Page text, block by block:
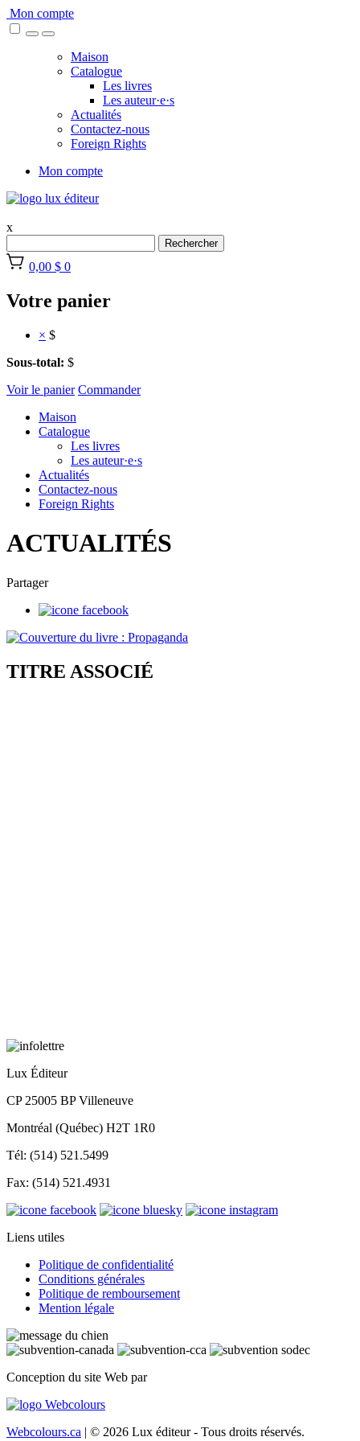
Skip
to
Mon compte
Maison
Catalogue
Les livres
Les auteur·e·s
Actualités
Contactez-nous
Foreign Rights
Mon compte
x
Rechercher
0,00 $ 0
Votre panier
× $
Sous-total: $
Voir le panier Commander
Maison
Catalogue
Les livres
Les auteur·e·s
Actualités
Contactez-nous
Foreign Rights
ACTUALITÉS
Partager
TITRE ASSOCIÉ
Lux Éditeur
CP 25005 BP Villeneuve
Montréal (Québec) H2T 1R0
Tél: (514) 521.5499
Fax: (514) 521.4931
Liens utiles
Politique de confidentialité
Conditions générales
Politique de remboursement
Mention légale
Conception du site Web par
Webcolours.ca | © 2026 Lux éditeur - Tous droits réservés.